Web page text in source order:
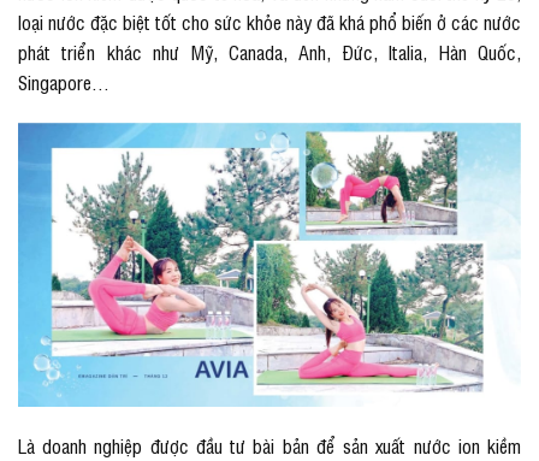
loại nước đặc biệt tốt cho sức khỏe này đã khá phổ biến ở các nước
phát triển khác như Mỹ, Canada, Anh, Đức, Italia, Hàn Quốc,
Singapore…
Là doanh nghiệp được đầu tư bài bản để sản xuất nước ion kiềm